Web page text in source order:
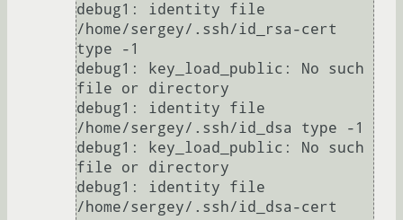
debug1: identity file
/home/sergey/.ssh/id_rsa-cert
type -1
debug1: key_load_public: No such
file or directory
debug1: identity file
/home/sergey/.ssh/id_dsa type -1
debug1: key_load_public: No such
file or directory
debug1: identity file
/home/sergey/.ssh/id_dsa-cert